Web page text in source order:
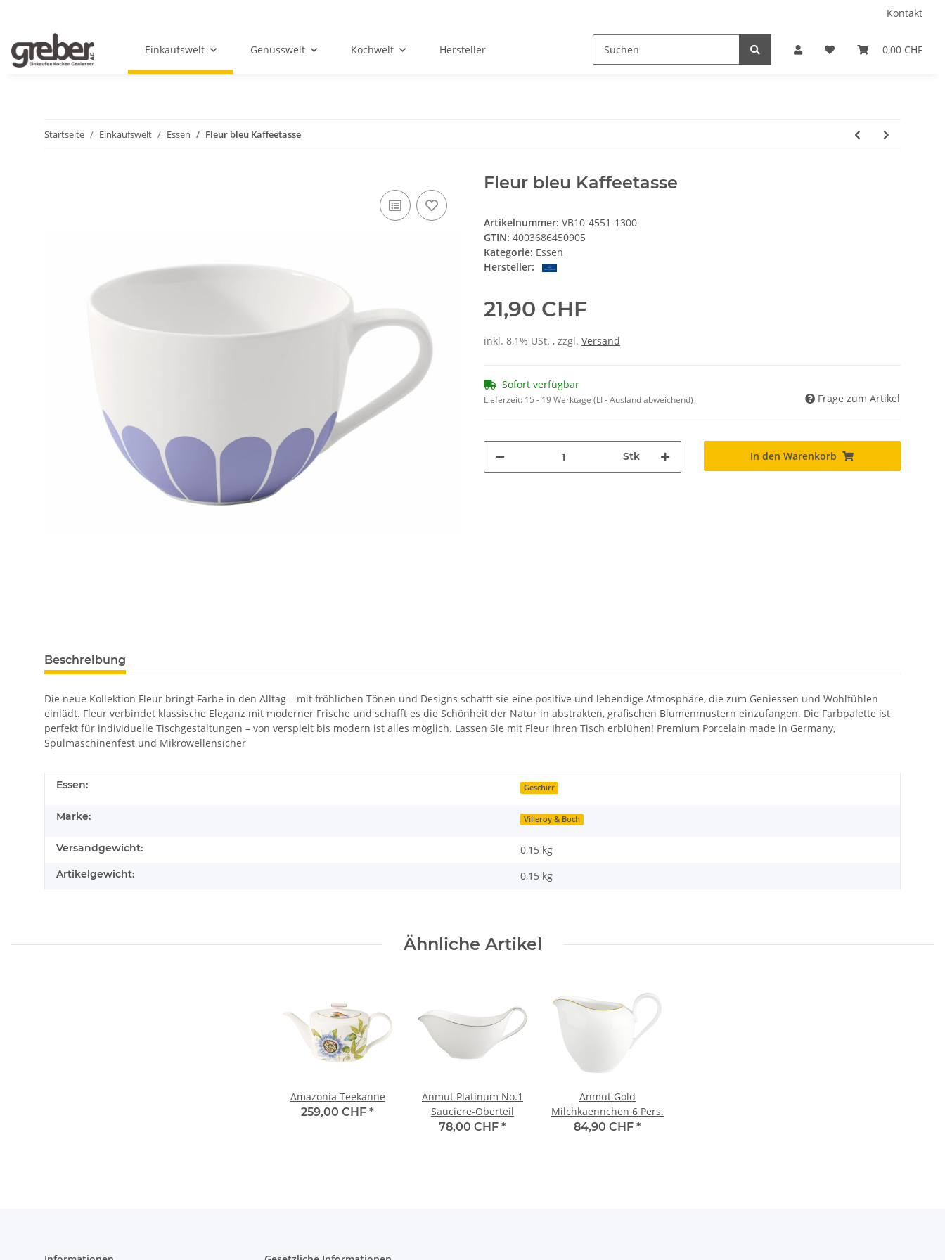
Kontakt
0,00 CHF
Einkaufswelt Genusswelt Kochwelt Hersteller
Startseite Einkaufswelt Essen Fleur bleu Kaffeetasse
Fleur bleu Kaffeetasse
Artikelnummer: VB10-4551-1300
GTIN: 4003686450905
Kategorie: Essen
Hersteller:
21,90 CHF
inkl. 8,1% USt. , zzgl. Versand
Sofort verfügbar
Lieferzeit: 15 - 19 Werktage (LI - Ausland abweichend) Frage zum Artikel
Stk In den Warenkorb
Beschreibung
Die neue Kollektion Fleur bringt Farbe in den Alltag – mit fröhlichen Tönen und Designs schafft sie eine positive und lebendige Atmosphäre, die zum Geniessen und Wohlfühlen
einlädt. Fleur verbindet klassische Eleganz mit moderner Frische und schafft es die Schönheit der Natur in abstrakten, grafischen Blumenmustern einzufangen. Die Farbpalette ist
perfekt für individuelle Tischgestaltungen – von verspielt bis modern ist alles möglich. Lassen Sie mit Fleur Ihren Tisch erblühen! Premium Porcelain made in Germany,
Spülmaschinenfest und Mikrowellensicher
Essen: Geschirr
Marke: Villeroy & Boch
Versandgewicht: 0,15 kg
Artikelgewicht: 0,15 kg
Ähnliche Artikel
Amazonia Teekanne
259,00 CHF *
Anmut Platinum No.1
Sauciere-Oberteil
78,00 CHF *
Anmut Gold
Milchkaennchen 6 Pers.
84,90 CHF *